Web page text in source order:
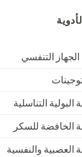
الجهاز التنفسي
البولية التناسلية
الخافضة للسكر
العصبية والنفسية